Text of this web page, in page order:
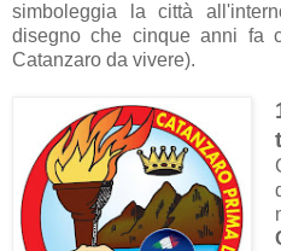
simboleggia la città
disegno che cinque anni fa
Catanzaro da vivere).